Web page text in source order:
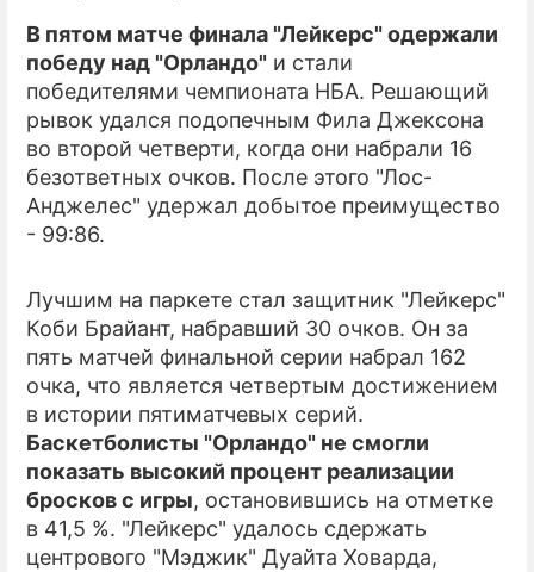
СЕРИАЛЫ
ИГРЫ
ПРЕСС-РЕЛИЗЫ
О ПРОЕКТЕ
В пятом матче финала "Лейкерс" одержали
победу над "Орландо" и стали
победителями чемпионата НБА. Решающий
рывок удался подопечным Фила Джексона
во второй четверти, когда они набрали 16
безответных очков. После этого "Лос-
Анджелес" удержал добытое преимущество
- 99:86.
Лучшим на паркете стал защитник "Лейкерс"
Коби Брайант, набравший 30 очков. Он за
пять матчей финальной серии набрал 162
очка, что является четвертым достижением
в истории пятиматчевых серий.
Баскетболисты "Орландо" не смогли
показать высокий процент реализации
бросков с игры, остановившись на отметке
в 41,5 %. "Лейкерс" удалось сдержать
центрового "Мэджик" Дуайта Ховарда,